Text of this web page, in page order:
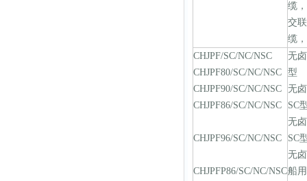
缆
交
缆
CHJPF/SC/NC/NSC
CHJPF80/SC/NC/NSC
CHJPF90/SC/NC/NSC
CHJPF86/SC/NC/NSC
CHJPF96/SC/NC/NSC
CHJPFP86/SC/NC/NSC
无
型
无
SC
无
SC
无
船